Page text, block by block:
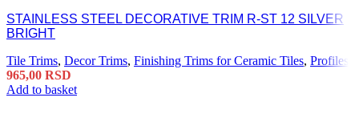
STAINLESS STEEL DECORATIVE TRIM R-ST 12 SILVER
BRIGHT
Tile Trims, Decor Trims, Finishing Trims for Ceramic Tiles, Profiles
965,00 RSD
Add to basket